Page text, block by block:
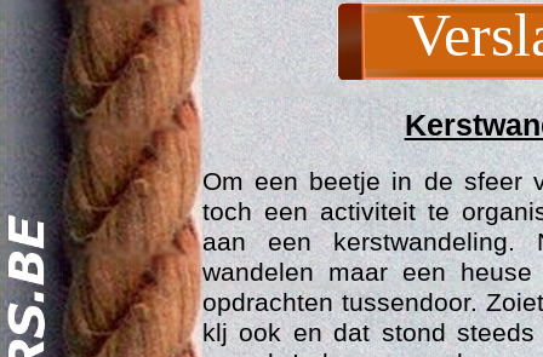
Om een beetje in de sfeer
toch een activiteit te
aan een
wandelen maar een
opdrachten tussendoor.
klj ook en dat stond